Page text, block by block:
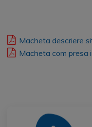
Macheta descriere
Macheta com presa